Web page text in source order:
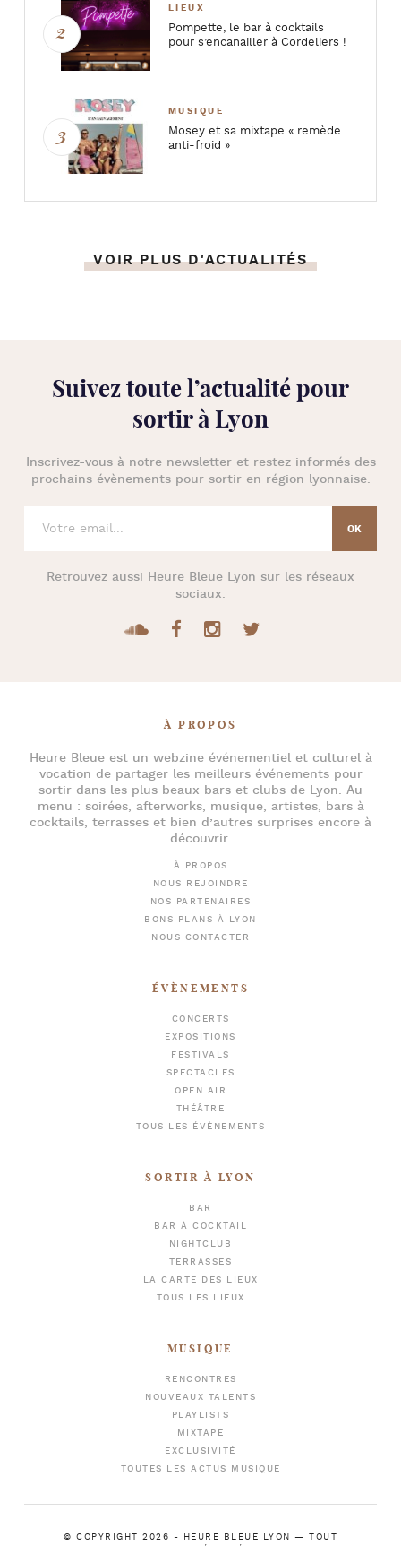
LIEUX
Pompette, le bar à cocktails
pour s’encanailler à Cordeliers !
MUSIQUE
Mosey et sa mixtape « remède
anti-froid »
VOIR PLUS D'ACTUALITÉS
Suivez toute l’actualité pour
sortir à Lyon
Inscrivez-vous à notre newsletter et restez informés des
prochains évènements pour sortir en région lyonnaise.
Retrouvez aussi Heure Bleue Lyon sur les réseaux
sociaux.
À PROPOS
Heure Bleueest un webzine événementiel et culturel à
vocation de partager les meilleurs événements pour
sortir dans les plus beaux bars et clubs de Lyon. Au
menu : soirées, afterworks, musique, artistes, bars à
cocktails, terrasses et bien d’autres surprises encore à
découvrir.
À PROPOS
NOUS REJOINDRE
NOS PARTENAIRES
BONS PLANS À LYON
NOUS CONTACTER
ÉVÈNEMENTS
CONCERTS
EXPOSITIONS
FESTIVALS
SPECTACLES
OPEN AIR
THÉÂTRE
TOUS LES ÉVÈNEMENTS
SORTIR À LYON
BAR
BAR À COCKTAIL
NIGHTCLUB
TERRASSES
LA CARTE DES LIEUX
TOUS LES LIEUX
MUSIQUE
RENCONTRES
NOUVEAUX TALENTS
PLAYLISTS
MIXTAPE
EXCLUSIVITÉ
TOUTES LES ACTUS MUSIQUE
© COPYRIGHT 2026 - HEURE BLEUE LYON — TOUT